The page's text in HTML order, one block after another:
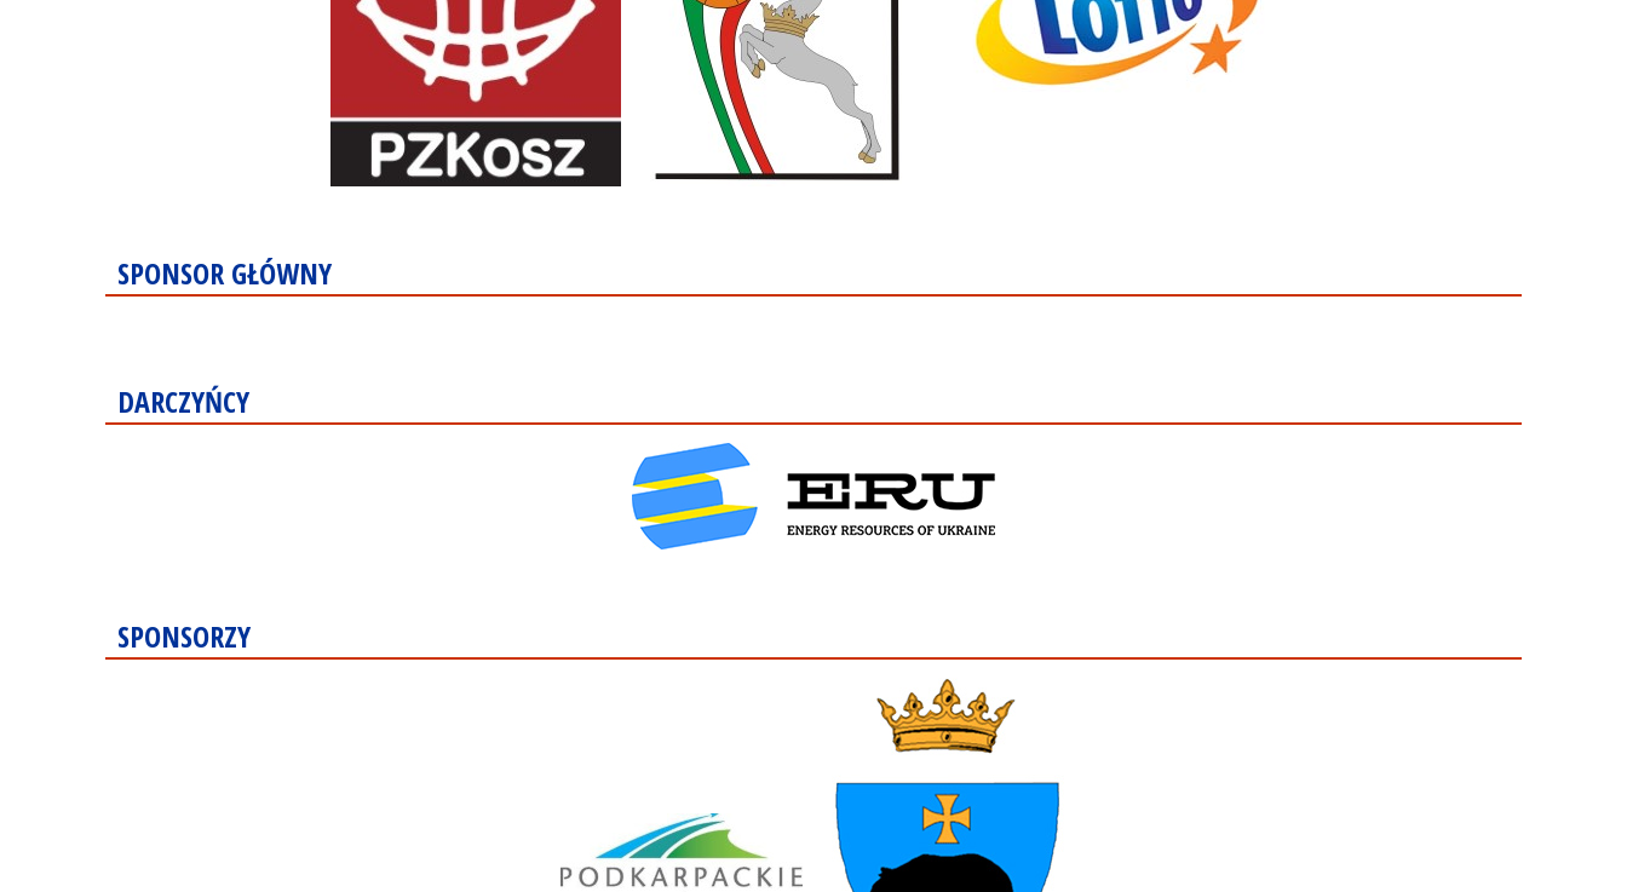
SPONSOR GŁÓWNY
DARCZYŃCY
SPONSORZY